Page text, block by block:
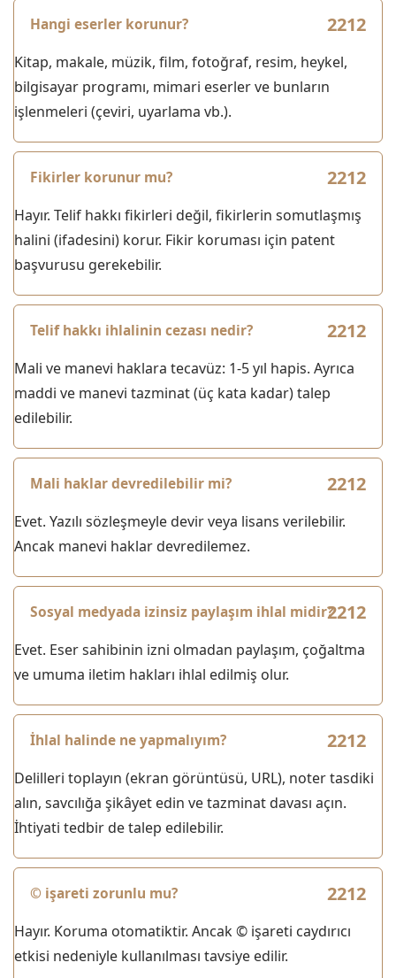
Hangi eserler korunur?
Kitap, makale, müzik, film, fotoğraf, resim, heykel,
bilgisayar programı, mimari eserler ve bunların
işlenmeleri (çeviri, uyarlama vb.).
Fikirler korunur mu?
Hayır. Telif hakkı fikirleri değil, fikirlerin somutlaşmış
halini (ifadesini) korur. Fikir koruması için patent
başvurusu gerekebilir.
Telif hakkı ihlalinin cezası nedir?
Mali ve manevi haklara tecavüz: 1-5 yıl hapis. Ayrıca
maddi ve manevi tazminat (üç kata kadar) talep
edilebilir.
Mali haklar devredilebilir mi?
Evet. Yazılı sözleşmeyle devir veya lisans verilebilir.
Ancak manevi haklar devredilemez.
Sosyal medyada izinsiz paylaşım ihlal midir?
Evet. Eser sahibinin izni olmadan paylaşım, çoğaltma
ve umuma iletim hakları ihlal edilmiş olur.
İhlal halinde ne yapmalıyım?
Delilleri toplayın (ekran görüntüsü, URL), noter tasdiki
alın, savcılığa şikâyet edin ve tazminat davası açın.
İhtiyati tedbir de talep edilebilir.
© işareti zorunlu mu?
Hayır. Koruma otomatiktir. Ancak © işareti caydırıcı
etkisi nedeniyle kullanılması tavsiye edilir.